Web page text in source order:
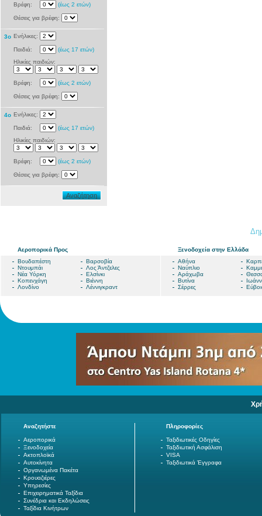
Βρέφη: (έως 2 ετών)
Θέσεις για βρέφη:
3ο Ενήλικες:
Παιδιά:
(έως 17 ετών)
Ηλικίες παιδιών:
Βρέφη: (έως 2 ετών)
Θέσεις για βρέφη:
4o Ενήλικες:
Παιδιά:
(έως 17 ετών)
Ηλικίες παιδιών:
Βρέφη: (έως 2 ετών)
Θέσεις για βρέφη:
Αναζήτηση
Αεροπορικά Προς
Βουδαπέστη
Βαρσοβία
Ντουμπάι
Λος Άντζελες
Νέα Υόρκη
Ελσίνκι
Κοπενχάγη
Βιέννη
Λονδίνο
Λέννιγκραντ
Ξενοδοχεία στην Ελλάδα
Αθήνα
Ναύπλιο
Αράχωβα
Βυτίνα
Σέρρες
Αναζητήστε
Αεροπορικά
Ξενοδοχεία
Ακτοπλοϊκά
Αυτοκίνητα
Οργανωμένα Πακέτα
Κρουαζιέρες
Υπηρεσίες
Επιχειρηματικά Ταξίδια
Συνέδρια και Εκδηλώσεις
Ταξίδια Κινήτρων
Πληροφορίες
Ταξιδιωτικές Οδηγίες
Ταξιδιωτική Ασφάλιση
VISA
Ταξιδιωτικά Έγγραφα